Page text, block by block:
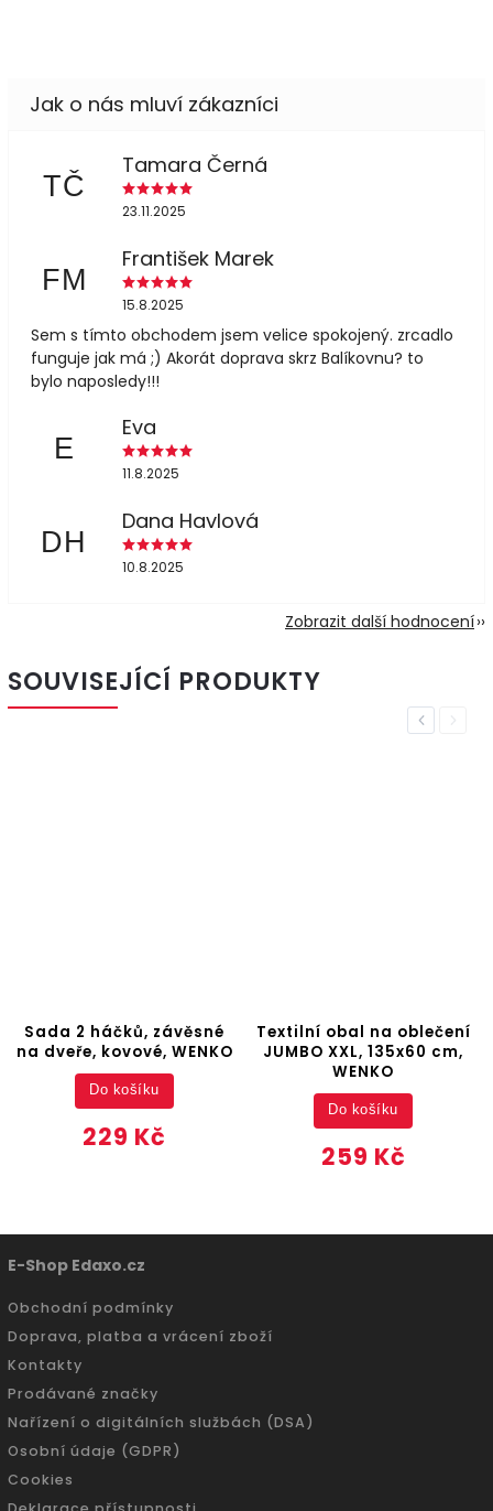
TČ
Tamara Černá
23.11.2025
FM
František Marek
15.8.2025
Sem s tímto obchodem jsem velice spokojený. zrcadlo
funguje jak má ;) Akorát doprava skrz Balíkovnu? to
bylo naposledy!!!
E
Eva
11.8.2025
DH
Dana Havlová
10.8.2025
Zobrazit další hodnocení
SOUVISEJÍCÍ PRODUKTY
Previous
Sada 2 háčků, závěsné
na dveře, kovové, WENKO
229 Kč
Do košíku
Textilní obal na oblečení
JUMBO XXL, 135x60 cm,
WENKO
259 Kč
Do košíku
Next
E-Shop Edaxo.cz
Obchodní podmínky
Doprava, platba a vrácení zboží
Kontakty
Prodávané značky
Nařízení o digitálních službách (DSA)
Osobní údaje (GDPR)
Cookies